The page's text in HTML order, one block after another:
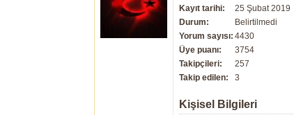
Kayıt tarihi:
25 Şubat 2019
Durum:
Belirtilmedi
Yorum sayısı: 4430
Üye puanı:
3754
Takipçileri:
257
Takip edilen:
3
Kişisel Bilgileri